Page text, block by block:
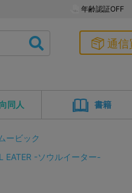
年齢認証OFF
通信
同人 書籍
ムービック
EATER -ソウルイーター-